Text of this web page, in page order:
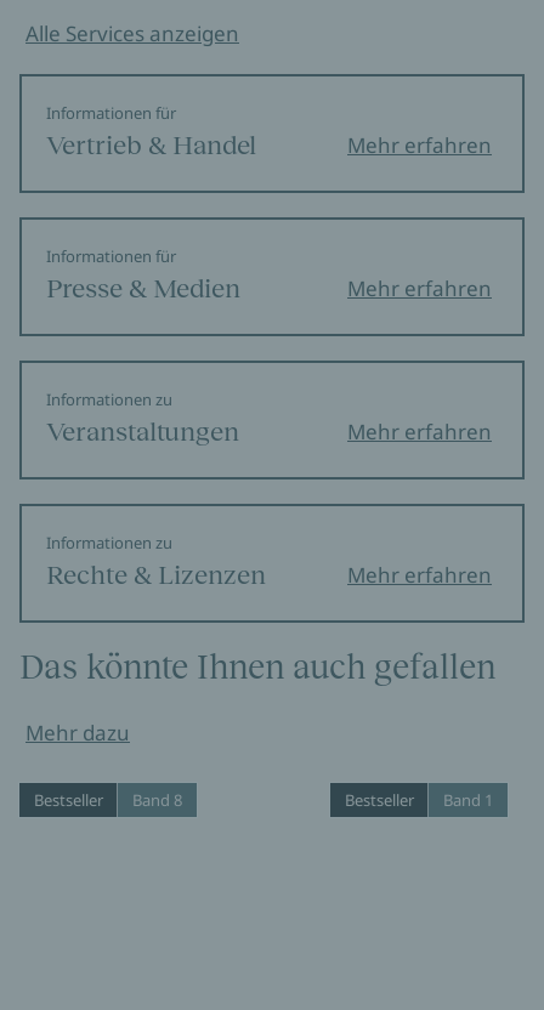
Alle Services anzeigen
Informationen für
Vertrieb & Handel Mehr erfahren
Informationen für
Presse & Medien Mehr erfahren
Informationen zu
Veranstaltungen Mehr erfahren
Informationen zu
Rechte & Lizenzen Mehr erfahren
Das könnte Ihnen auch gefallen
Mehr dazu
Bestseller Band 8 Bestseller Band 1